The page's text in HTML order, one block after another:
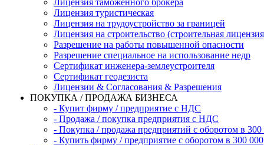
Лицензия туристическая
Лицензия на трудоустройство за границей
Лицензия на строительство (строительная
Разрешение на работы повышенной опасности
Разрешение специальное на использование недр
Сертификат инженера-землеустроителя
Сертификат геодезиста
Лицензии & Согласования & Разрешения
ПОКУПКА / ПРОДАЖА БИЗНЕСА
- Купит фирму / предприятие с НДС
- Продажа / покупка предприятия с НДС
- Покупка / продажа предприятий с оборотом в 300
- Купить фирму / предприятие с оборотом в 300 000